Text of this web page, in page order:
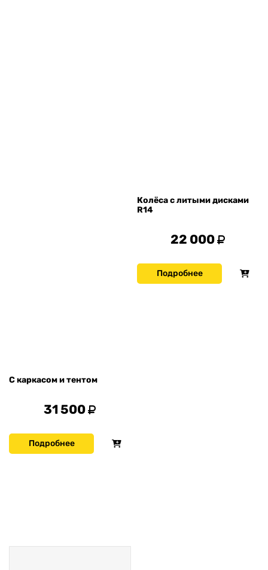
С каркасом и тентом
31 500
Подробнее
Колёса с литыми дисками
R14
22 000
Подробнее